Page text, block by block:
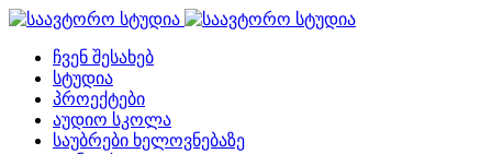
ჩვენ შესახებ
სტუდია
პროექტები
აუდიო სკოლა
საუბრები ხელოვნებაზე